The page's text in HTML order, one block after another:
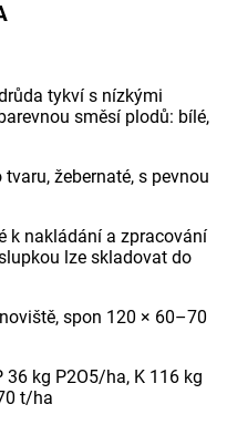
tykví s nízkými
směsí plodů: bílé,
žebernaté, s pevnou
k nakládání a zpracování
lze skladovat do
spon 120 × 60–70
kg P2O5/ha, K 116 kg
t/ha